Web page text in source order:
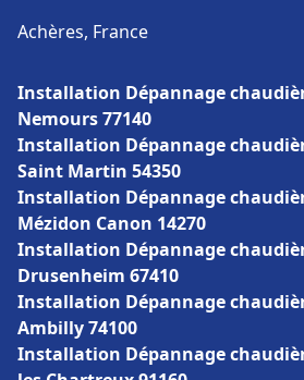
Achères, France
Installation Dépannage
Nemours 77140
Installation Dépannage
Saint Martin 54350
Installation Dépannage
Mézidon Canon 14270
Installation Dépannage
Drusenheim 67410
Installation Dépannage
Ambilly 74100
Installation Dépannage